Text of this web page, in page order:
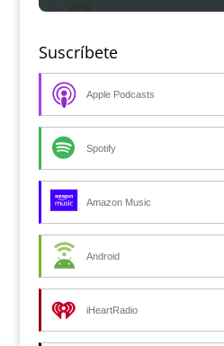
Suscríbete
Apple Podcasts
Spotify
Amazon Music
Android
iHeartRadio